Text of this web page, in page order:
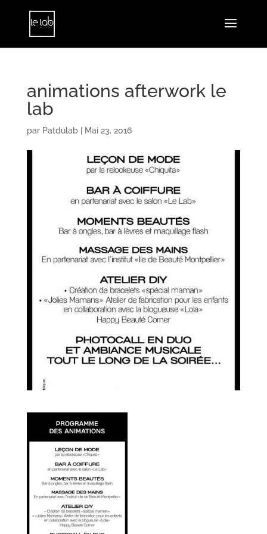
animations afterwork le
lab
par Patdulab| Mai 23, 2016